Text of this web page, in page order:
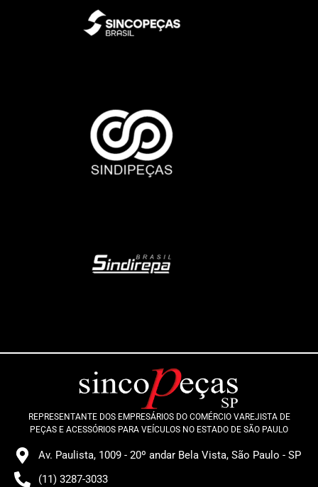
REPRESENTANTE DOS EMPRESÁRIOS DO COMÉRCIO VAREJISTA DE
PEÇAS E ACESSÓRIOS PARA VEÍCULOS NO ESTADO DE SÃO PAULO
Av. Paulista, 1009 - 20º andar Bela Vista, São Paulo - SP
(11) 3287-3033